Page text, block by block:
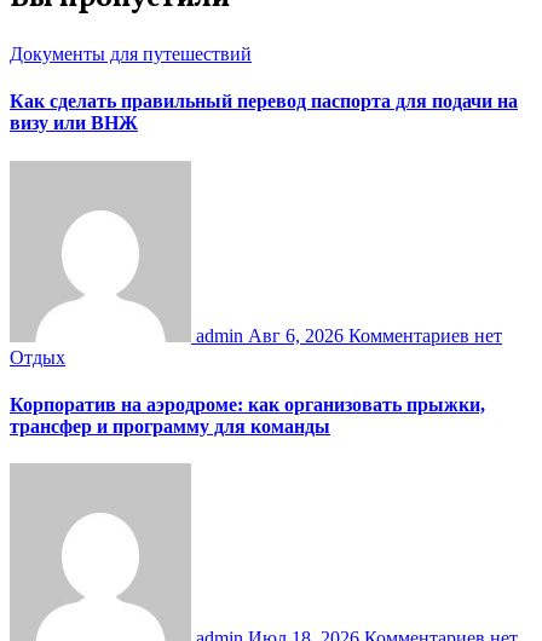
Документы для путешествий
Как сделать правильный перевод паспорта для подачи на
визу или ВНЖ
admin Авг 6, 2026 Комментариев нет
Отдых
Корпоратив на аэродроме: как организовать прыжки,
трансфер и программу для команды